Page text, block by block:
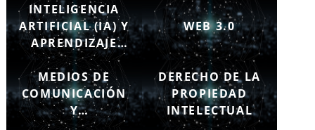
INTELIGENCIA
ARTIFICIAL (IA) Y
APRENDIZAJE
AUTOMÁTICO
(ML)
WEB 3.0
MEDIOS DE
COMUNICACIÓN
Y
ENTRETENIMIENTO
DERECHO DE LA
PROPIEDAD
INTELECTUAL